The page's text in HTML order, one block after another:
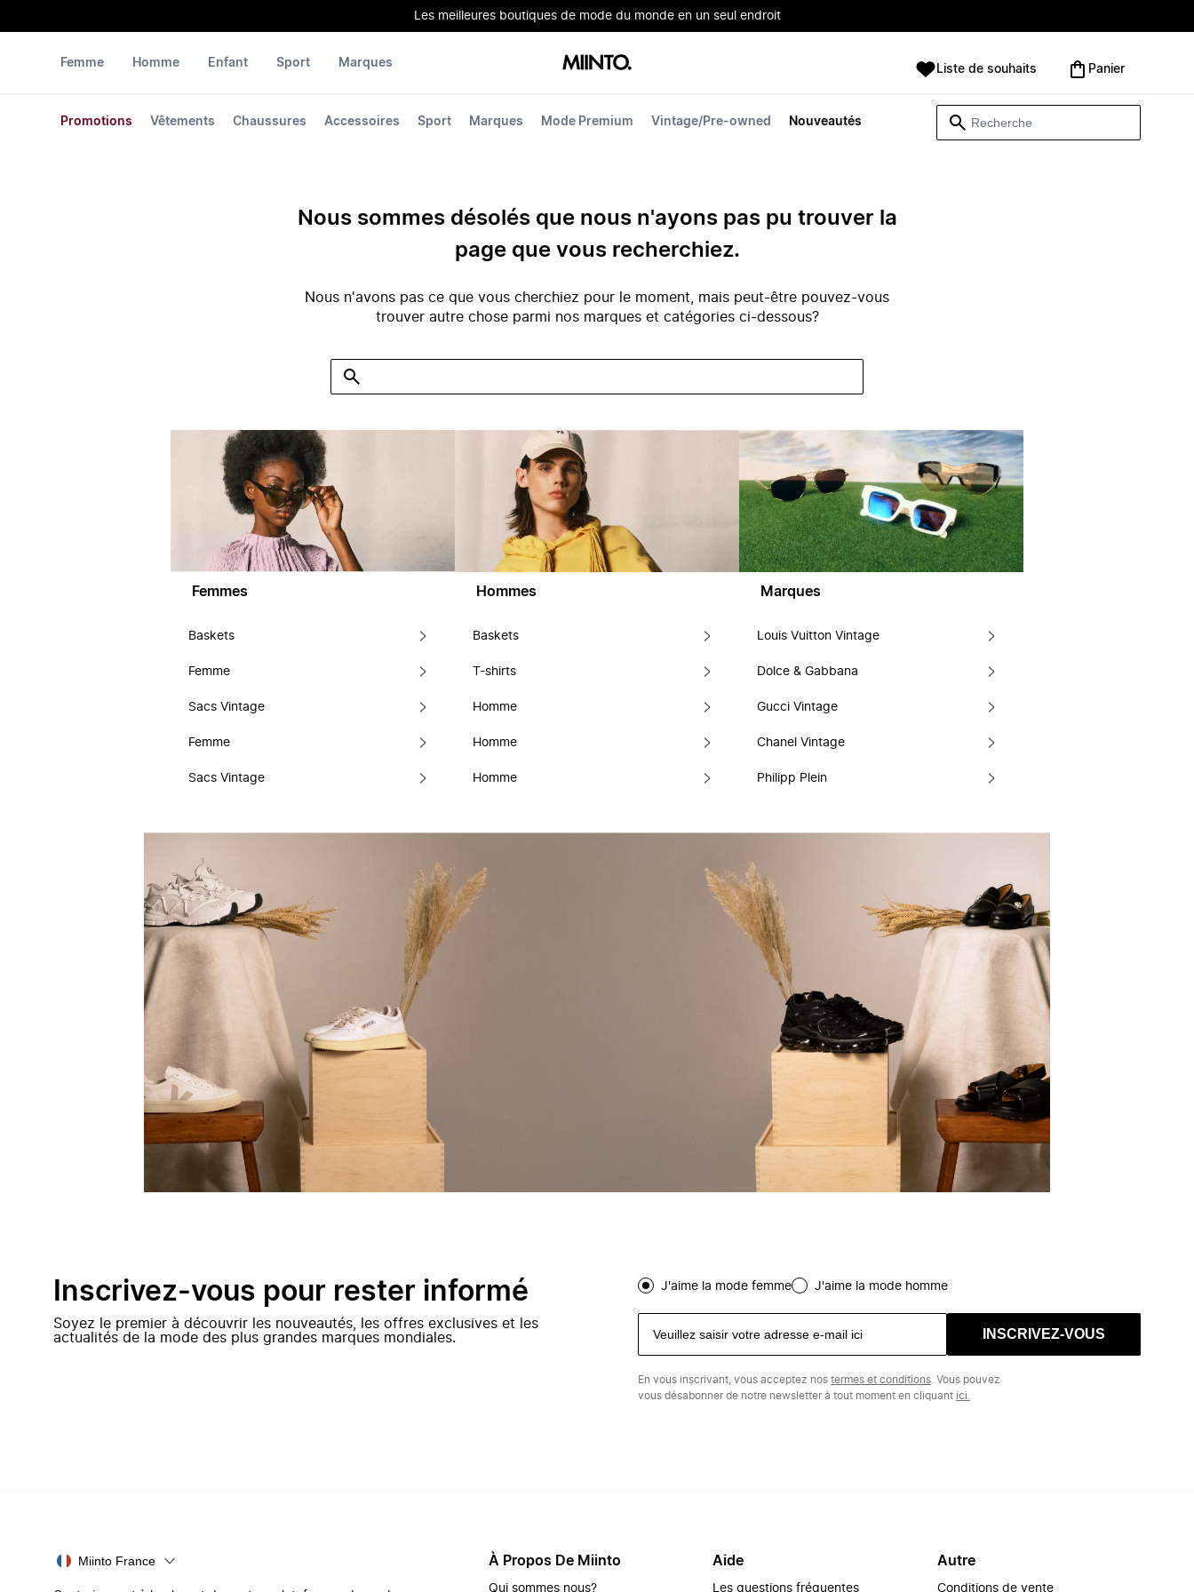
Les meilleures boutiques de mode du monde en un seul endroit
Femme
Promotions Vêtements Chaussures Accessoires Sport Marques Mode Premium Vintage/Pre-owned Nouveautés
Homme Enfant Sport Marques Liste de souhaits Panier
Nous sommes désolés que nous n'ayons pas pu trouver la
page que vous recherchiez.
Nous n'avons pas ce que vous cherchiez pour le moment, mais peut-être pouvez-vous
trouver autre chose parmi nos marques et catégories ci-dessous?
Femmes
Baskets
Femme
Sacs Vintage
Femme
Sacs Vintage
Hommes
Baskets
T-shirts
Homme
Homme
Homme
Marques
Louis Vuitton Vintage
Dolce & Gabbana
Gucci Vintage
Chanel Vintage
Philipp Plein
Inscrivez-vous pour rester informé
Soyez le premier à découvrir les nouveautés, les offres exclusives et les
actualités de la mode des plus grandes marques mondiales.
J'aime la mode femme J'aime la mode homme
INSCRIVEZ-VOUS
En vous inscrivant, vous acceptez nos termes et conditions . Vous pouvez
vous désabonner de notre newsletter à tout moment en cliquant ici.
Miinto France À Propos De Miinto
Qui sommes nous?
Aide
Les questions fréquentes
Autre
Conditions de vente